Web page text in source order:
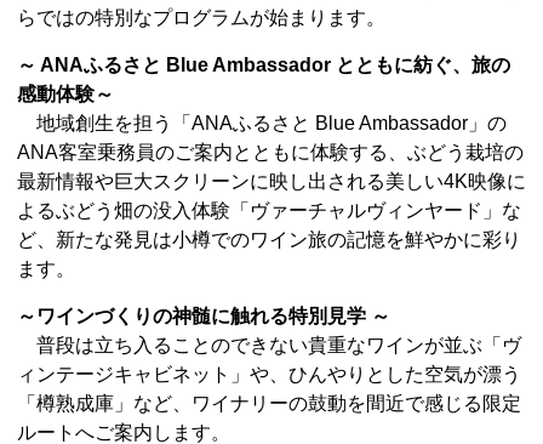
らではの特別なプログラムが始まります。
～ ANAふるさと Blue Ambassador とともに紡ぐ、旅の
感動体験～
地域創生を担う「ANAふるさと Blue Ambassador」の
ANA客室乗務員のご案内とともに体験する、ぶどう栽培の
最新情報や巨大スクリーンに映し出される美しい4K映像に
よるぶどう畑の没入体験「ヴァーチャルヴィンヤード」な
ど、新たな発見は小樽でのワイン旅の記憶を鮮やかに彩り
ます。
～ワインづくりの神髄に触れる特別見学 ～
普段は立ち入ることのできない貴重なワインが並ぶ「ヴ
ィンテージキャビネット」や、ひんやりとした空気が漂う
「樽熟成庫」など、ワイナリーの鼓動を間近で感じる限定
ルートへご案内します。